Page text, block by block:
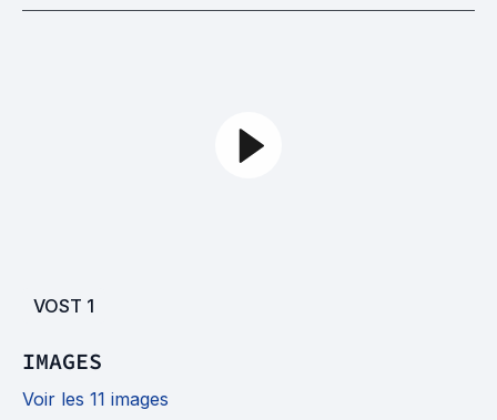
VOST 1
IMAGES
Voir les 11 images